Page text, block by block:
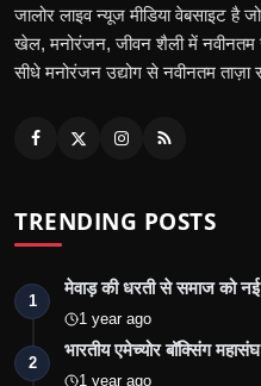
जालोर लाइव न्यूज मीडिया वेबसाइट है
खेल, मनोरंजन, जीवन शैली में नवीनतम
सीधे मनोरंजन उद्योग से नवीनतम ताज़ा
TRENDING POSTS
1
मेवाड़ की धरती से समाज को
1 year ago
2
भारतीय एमेच्योर बॉक्सिंग
1 year ago